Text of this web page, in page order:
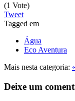
(1 Vote)
Tweet
Tagged em
Água
Eco Aventura
Mais nesta categoria:
Deixe um